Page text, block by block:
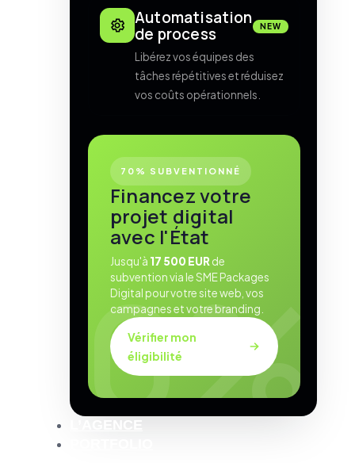
Automatisation
de process
NEW
Libérez vos équipes des
tâches répétitives et réduisez
vos coûts opérationnels.
70% SUBVENTIONNÉ
Financez votre
projet digital
avec l'État
Jusqu'à 17 500 EUR de
subvention via le SME Packages
Digital pour votre site web, vos
campagnes et votre branding.
Vérifier mon
éligibilité